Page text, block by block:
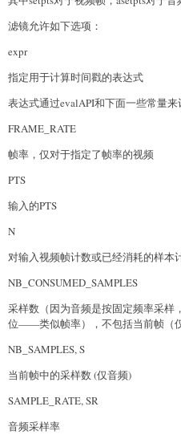
滤镜允许如下选项：
expr
指定用于计算时间戳的表达式
表达式通过evalAPI和下面一些常量来
FRAME_RATE
帧率，仅对于指定了帧率的视频
PTS
输入的PTS
N
对输入视频帧计数或已经消耗的样本
NB_CONSUMED_SAMPLES
采样数（因为音频是按固定频率采样
位——类似帧率），不包括当前帧（
NB_SAMPLES, S
当前帧中的采样数 (仅音频)
SAMPLE_RATE, SR
音频采样率